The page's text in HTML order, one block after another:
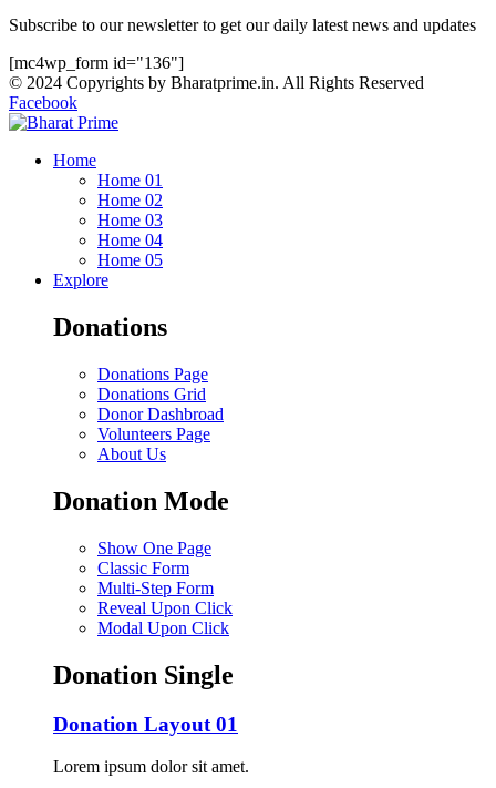
Subscribe to our newsletter to get our daily latest news and updates
[mc4wp_form id="136"]
© 2024 Copyrights by Bharatprime.in. All Rights Reserved
Facebook
Home
Home 01
Home 02
Home 03
Home 04
Home 05
Explore
Donations
Donations Page
Donations Grid
Donor Dashbroad
Volunteers Page
About Us
Donation Mode
Show One Page
Classic Form
Multi-Step Form
Reveal Upon Click
Modal Upon Click
Donation Single
Donation Layout 01
Lorem ipsum dolor sit amet.